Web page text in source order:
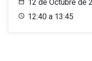
12 de Octubre de
12:40 a 13:45